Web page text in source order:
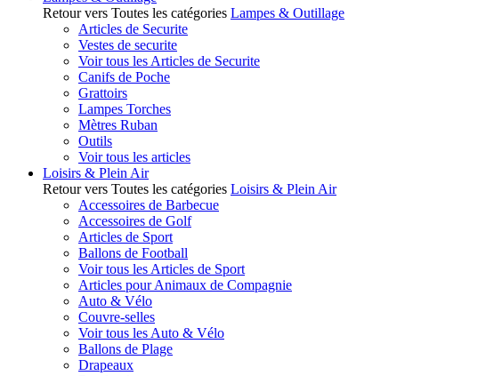
Retour vers Toutes les catégories Lampes & Outillage
Articles de Securite
Vestes de securite
Voir tous les Articles de Securite
Canifs de Poche
Grattoirs
Lampes Torches
Mètres Ruban
Outils
Voir tous les articles
Loisirs & Plein Air
Retour vers Toutes les catégories Loisirs & Plein Air
Accessoires de Barbecue
Accessoires de Golf
Articles de Sport
Ballons de Football
Voir tous les Articles de Sport
Articles pour Animaux de Compagnie
Auto & Vélo
Couvre-selles
Voir tous les Auto & Vélo
Ballons de Plage
Drapeaux